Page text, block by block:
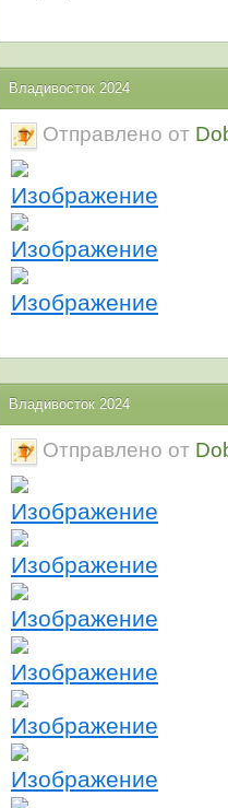
Владивосток 2024
Отправлено от
Владивосток 2024
Отправлено от